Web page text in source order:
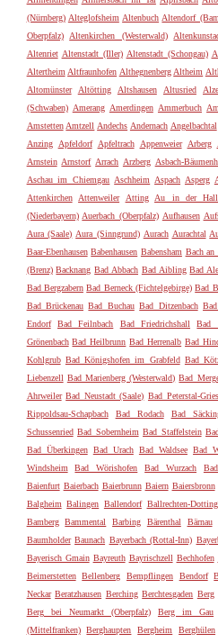
(Nürnberg) Alteglofsheim Altenbuch Altendorf
Oberpfalz)
Altenkirchen (Westerwald)
Altenriet Altenstadt (Iller) Altenstadt (Schongau)
Altertheim Altfraunhofen Althegnenberg Altheim
Altomünster
Altötting Altshausen Altusried
(Schwaben) Amerang Amerdingen Ammerbuch
Amstetten Amtzell Andechs Andernach Angelbachtal
Anzing
Apfeldorf Apfeltrach Appenweier Arberg
Arnstein Arnstorf Arrach Arzberg Asbach-
Aschau im Chiemgau Aschheim Aspach Asperg
Attenkirchen
Attenweiler Atting Au in der
(Niederbayern) Auerbach (Oberpfalz) Aufhausen
Aura (Saale) Aura (Sinngrund) Aurach Aurachtal
Baar-Ebenhausen Babenhausen Babensham Bach an
(Brenz) Backnang Bad Abbach Bad Aibling Bad
Bad Bergzabern Bad Berneck (Fichtelgebirge) Bad
Bad Brückenau Bad Buchau Bad Ditzenbach
Endorf
Bad Feilnbach Bad Friedrichshall Bad
Grönenbach Bad Heilbrunn Bad Herrenalb Bad
Kohlgrub Bad Königshofen im Grabfeld Bad
Liebenzell Bad Marienberg (Westerwald) Bad
Ahrweiler Bad Neustadt (Saale) Bad Peterstal-
Rippoldsau-Schapbach
Bad Rodach Bad
Schussenried Bad Sobernheim Bad Staffelstein
Bad Überkingen Bad Urach Bad Waldsee Bad
Windsheim
Bad Wörishofen Bad Wurzach
Baienfurt Baierbach Baierbrunn Baiern Baiersbronn
Balgheim Balingen Ballendorf Ballrechten-
Bamberg
Bammental Barbing Bärenthal Bärnau
Baumholder Baunach Bayerbach (Rottal-Inn)
Bayerisch Gmain Bayreuth Bayrischzell Bechhofen
Beimerstetten
Bellenberg Bempflingen Bendorf
Neckar Beratzhausen Berching Berchtesgaden Berg
Berg bei Neumarkt (Oberpfalz)
Berg im Gau
(Mittelfranken)
Berghaupten Bergheim Berghülen